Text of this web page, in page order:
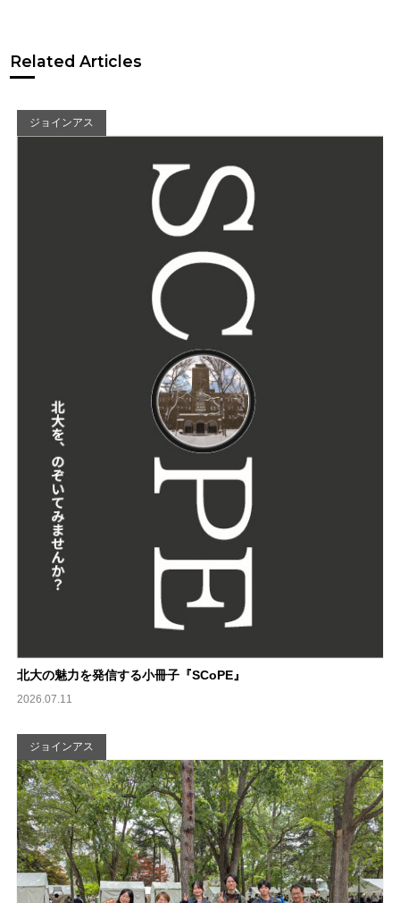
Related Articles
ジョインアス
北大の魅力を発信する小冊子『SCoPE』
2026.07.11
ジョインアス